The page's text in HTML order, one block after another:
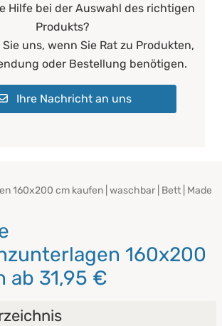
Hilfe bei der Auswahl des richtigen
Produkts?
uns, wenn Sie Rat zu Produkten,
oder Bestellung benötigen.
Ihre Nachricht an uns
160x200 cm kaufen | waschbar | Bett | Made
160x200
ab 31,95 €